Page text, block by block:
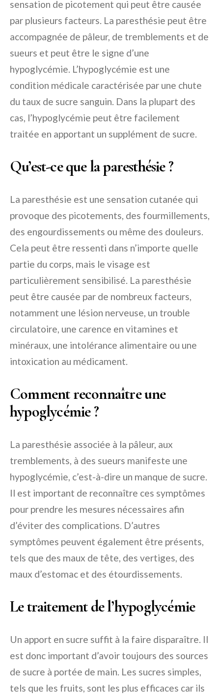
sensation de picotement qui peut être causée
par plusieurs facteurs. La paresthésie peut être
accompagnée de pâleur, de tremblements et de
sueurs et peut être le signe d’une
hypoglycémie. L’hypoglycémie est une
condition médicale caractérisée par une chute
du taux de sucre sanguin. Dans la plupart des
cas, l’hypoglycémie peut être facilement
traitée en apportant un supplément de sucre.
Qu’est-ce que la paresthésie ?
La paresthésie est une sensation cutanée qui
provoque des picotements, des fourmillements,
des engourdissements ou même des douleurs.
Cela peut être ressenti dans n’importe quelle
partie du corps, mais le visage est
particulièrement sensibilisé. La paresthésie
peut être causée par de nombreux facteurs,
notamment une lésion nerveuse, un trouble
circulatoire, une carence en vitamines et
minéraux, une intolérance alimentaire ou une
intoxication au médicament.
Comment reconnaître une
hypoglycémie ?
La paresthésie associée à la pâleur, aux
tremblements, à des sueurs manifeste une
hypoglycémie, c’est-à-dire un manque de sucre.
Il est important de reconnaître ces symptômes
pour prendre les mesures nécessaires afin
d’éviter des complications. D’autres
symptômes peuvent également être présents,
tels que des maux de tête, des vertiges, des
maux d’estomac et des étourdissements.
Le traitement de l’hypoglycémie
Un apport en sucre suffit à la faire disparaître. Il
est donc important d’avoir toujours des sources
de sucre à portée de main. Les sucres simples,
tels que les fruits, sont les plus efficaces car ils